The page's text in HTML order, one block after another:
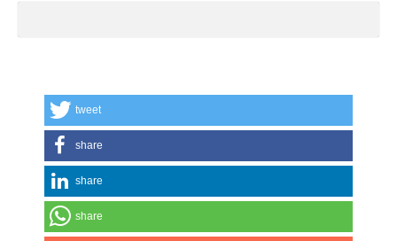
tweet
share
share
share